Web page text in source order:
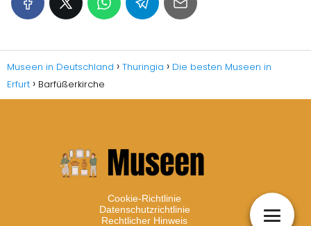
Museen in Deutschland Thuringia
Die besten Museen in
Erfurt
Barfüßerkirche
Cookie-Richtlinie
Datenschutzrichtlinie
Rechtlicher Hinweis